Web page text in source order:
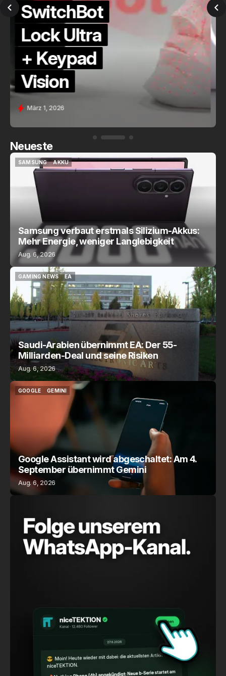
QuickCheck:
Home
Assistant
Voice (PE)
Feb. 9, 2026
Neueste
SAMSUNG
SAMSUNG
AKKU
AKKU
Samsung verbaut erstmals Silizium-Akkus:
Mehr Energie, weniger Langlebigkeit
Aug. 6, 2026
GAMING NEWS
GAMING NEWS
EA
EA
Saudi-Arabien übernimmt EA: Der 55-
Milliarden-Deal und seine Risiken
Aug. 6, 2026
GOOGLE
GEMINI
Google Assistant wird abgeschaltet: Am 4.
September übernimmt Gemini
Aug. 6, 2026